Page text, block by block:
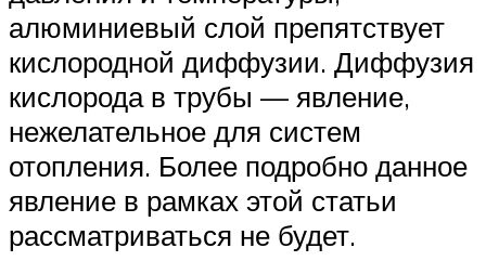
алюминиевый слой препятствует
кислородной диффузии. Диффузия
кислорода в трубы — явление,
нежелательное для систем
отопления. Более подробно данное
явление в рамках этой статьи
рассматриваться не будет.